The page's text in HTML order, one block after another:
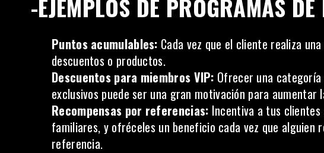
-EJEMPLOS DE PROGRAMAS
Puntos acumulables: Cada vez que el cliente realiza
descuentos o productos.
Descuentos para miembros VIP: Ofrecer una
exclusivos puede ser una gran motivación para aumentar
Recompensas por referencias: Incentiva a tus
familiares, y ofréceles un beneficio cada vez que alguien
referencia.